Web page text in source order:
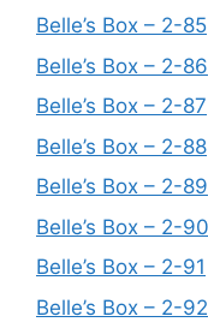
Belle’s Box – 2-85
Belle’s Box – 2-86
Belle’s Box – 2-87
Belle’s Box – 2-88
Belle’s Box – 2-89
Belle’s Box – 2-90
Belle’s Box – 2-91
Belle’s Box – 2-92